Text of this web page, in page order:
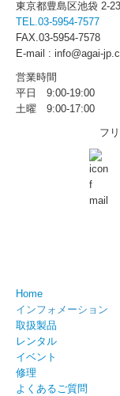
東京都豊島区池袋 2-
TEL.03-5954-7577
FAX.03-5954-7578
E-mail : info@agai-
営業時間
平日 9:00-19:00
土曜 9:00-17:00
フ
Home
インフォメーション
取扱製品
レンタル
イベント
修理
よくあるご質問